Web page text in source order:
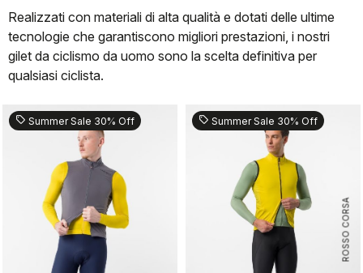
Realizzati con materiali di alta qualità e dotati delle ultime
tecnologie che garantiscono migliori prestazioni, i nostri
gilet da ciclismo da uomo sono la scelta definitiva per
qualsiasi ciclista.
sell Summer Sale 30% Off
ROSSO CORSA
sell Summer Sale 30% Off